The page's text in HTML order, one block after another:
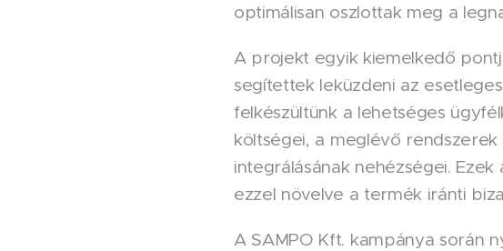
optimálisan oszlottak meg a
A projekt egyik kiemelkedő
segítettek leküzdeni az
felkészültünk a lehetséges
költségei, a meglévő
integrálásának nehézségei.
ezzel növelve a termék iránti
A SAMPO Kft. kampánya során